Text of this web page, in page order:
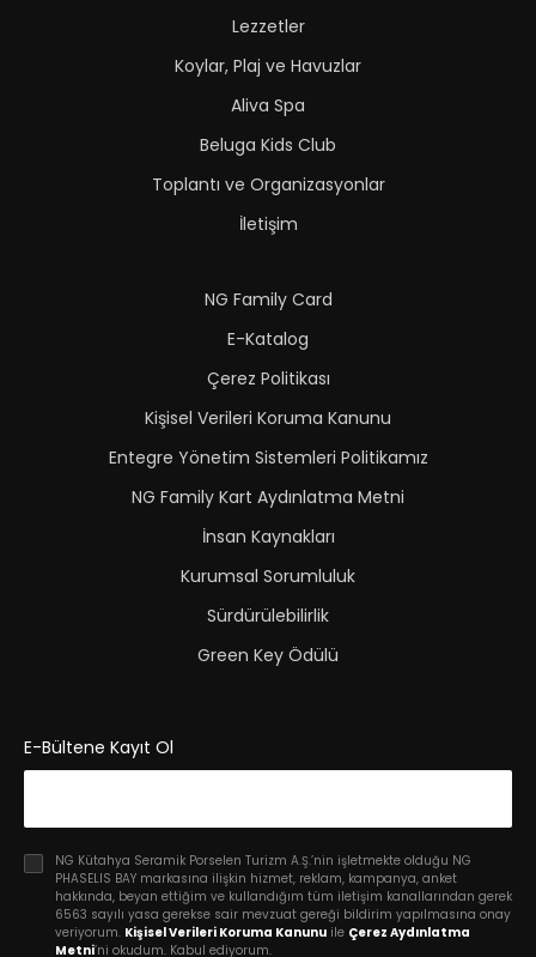
Lezzetler
Koylar, Plaj ve Havuzlar
Aliva Spa
Beluga Kids Club
Toplantı ve Organizasyonlar
İletişim
NG Family Card
E-Katalog
Çerez Politikası
Kişisel Verileri Koruma Kanunu
Entegre Yönetim Sistemleri Politikamız
NG Family Kart Aydınlatma Metni
İnsan Kaynakları
Kurumsal Sorumluluk
Sürdürülebilirlik
Green Key Ödülü
E-Bültene Kayıt Ol
NG Kütahya Seramik Porselen Turizm A.Ş.’nin işletmekte olduğu NG
PHASELIS BAY markasına ilişkin hizmet, reklam, kampanya, anket
hakkında, beyan ettiğim ve kullandığım tüm iletişim kanallarından gerek
6563 sayılı yasa gerekse sair mevzuat gereği bildirim yapılmasına onay
veriyorum. Kişisel Verileri Koruma Kanunu ile Çerez Aydınlatma
Metni’ni okudum. Kabul ediyorum.